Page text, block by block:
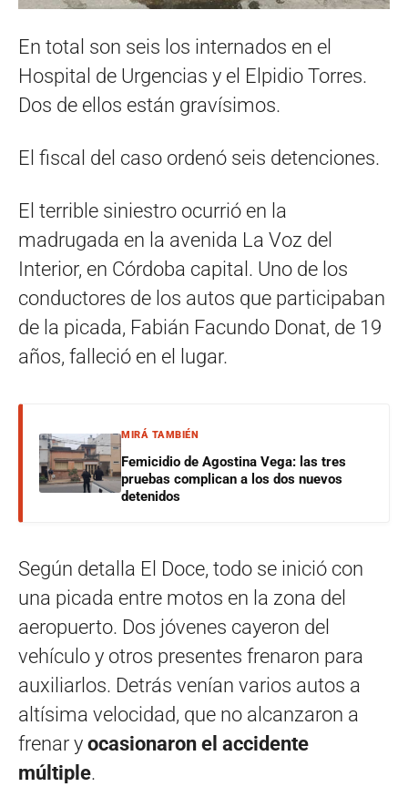
En total son seis los internados en el
Hospital de Urgencias y el Elpidio Torres.
Dos de ellos están gravísimos.
El fiscal del caso ordenó seis detenciones.
El terrible siniestro ocurrió en la
madrugada en la avenida La Voz del
Interior, en Córdoba capital. Uno de los
conductores de los autos que participaban
de la picada, Fabián Facundo Donat, de 19
años, falleció en el lugar.
MIRÁ TAMBIÉN
Femicidio de Agostina Vega: las tres
pruebas complican a los dos nuevos
detenidos
Según detalla El Doce, todo se inició con
una picada entre motos en la zona del
aeropuerto. Dos jóvenes cayeron del
vehículo y otros presentes frenaron para
auxiliarlos. Detrás venían varios autos a
altísima velocidad, que no alcanzaron a
frenar y ocasionaron el accidente
múltiple.